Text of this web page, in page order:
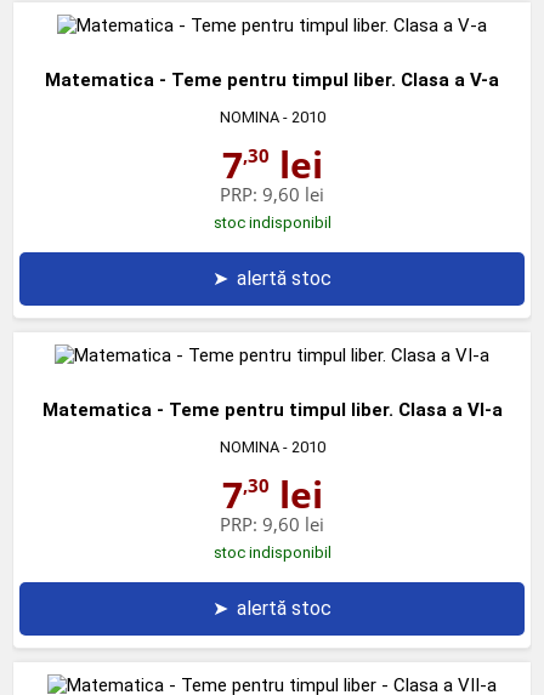
Matematica - Teme pentru timpul liber. Clasa a V-a
NOMINA- 2010
7,30 lei
PRP: 9,60 lei
stoc indisponibil
➤ alertă stoc
Matematica - Teme pentru timpul liber. Clasa a VI-a
NOMINA- 2010
7,30 lei
PRP: 9,60 lei
stoc indisponibil
➤ alertă stoc